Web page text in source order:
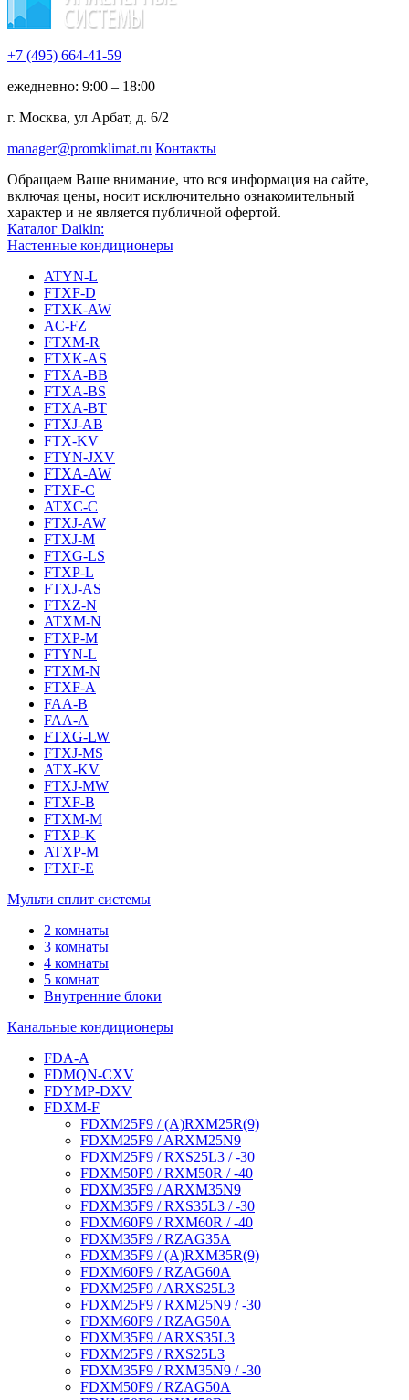
+7 (495) 664-41-59
ежедневно: 9:00 – 18:00
г. Москва, ул Арбат, д. 6/2
manager@promklimat.ru Контакты
Обращаем Ваше внимание, что вся информация на сайте,
включая цены, носит исключительно ознакомительный
характер и не является публичной офертой.
Каталог Daikin:
Настенные кондиционеры
ATYN-L
FTXF-D
FTXK-AW
AC-FZ
FTXM-R
FTXK-AS
FTXA-BB
FTXA-BS
FTXA-BT
FTXJ-AB
FTX-KV
FTYN-JXV
FTXA-AW
FTXF-C
ATXC-C
FTXJ-AW
FTXJ-M
FTXG-LS
FTXP-L
FTXJ-AS
FTXZ-N
ATXM-N
FTXP-M
FTYN-L
FTXM-N
FTXF-A
FAA-B
FAA-A
FTXG-LW
FTXJ-MS
ATX-KV
FTXJ-MW
FTXF-B
FTXM-M
FTXP-K
ATXP-M
FTXF-E
Мульти сплит системы
2 комнаты
3 комнаты
4 комнаты
5 комнат
Внутренние блоки
Канальные кондиционеры
FDA-A
FDMQN-CXV
FDYMP-DXV
FDXM-F
FDXM25F9 / (A)RXM25R(9)
FDXM25F9 / ARXM25N9
FDXM25F9 / RXS25L3 / -30
FDXM50F9 / RXM50R / -40
FDXM35F9 / ARXM35N9
FDXM35F9 / RXS35L3 / -30
FDXM60F9 / RXM60R / -40
FDXM35F9 / RZAG35A
FDXM35F9 / (A)RXM35R(9)
FDXM60F9 / RZAG60A
FDXM25F9 / ARXS25L3
FDXM25F9 / RXM25N9 / -30
FDXM60F9 / RZAG50A
FDXM35F9 / ARXS35L3
FDXM25F9 / RXS25L3
FDXM35F9 / RXM35N9 / -30
FDXM50F9 / RZAG50A